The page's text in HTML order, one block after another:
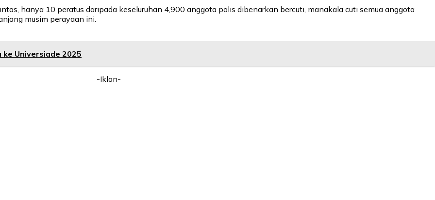
hanya 10 peratus daripada keseluruhan 4,900 anggota polis dibenarkan bercuti, manakala cuti semua anggota
musim perayaan ini.
ke Universiade 2025
-Iklan-